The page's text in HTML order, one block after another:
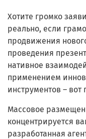
Хотите громко
реально, если
продвижения
проведения
нативное
применением
инструментов – вот
Массовое
концентрируется
разработанная